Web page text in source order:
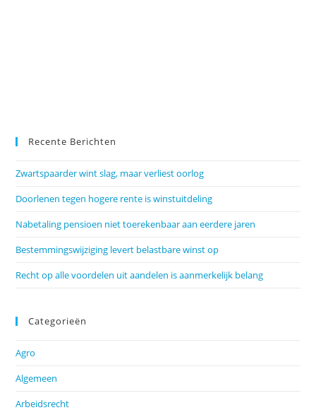
Recente Berichten
Zwartspaarder wint slag, maar verliest oorlog
Doorlenen tegen hogere rente is winstuitdeling
Nabetaling pensioen niet toerekenbaar aan eerdere jaren
Bestemmingswijziging levert belastbare winst op
Recht op alle voordelen uit aandelen is aanmerkelijk belang
Categorieën
Agro
Algemeen
Arbeidsrecht